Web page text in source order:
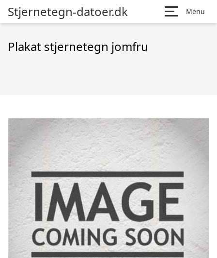
Stjernetegn-datoer.dk Menu
Plakat stjernetegn jomfru